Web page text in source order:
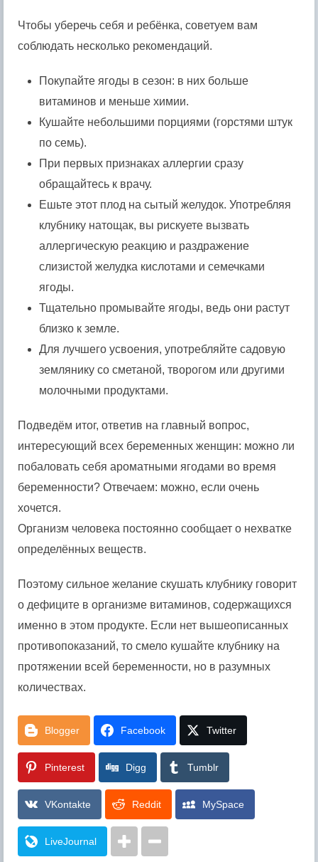
Чтобы уберечь себя и ребёнка, советуем вам
соблюдать несколько рекомендаций.
Покупайте ягоды в сезон: в них больше
витаминов и меньше химии.
Кушайте небольшими порциями (горстями штук
по семь).
При первых признаках аллергии сразу
обращайтесь к врачу.
Ешьте этот плод на сытый желудок. Употребляя
клубнику натощак, вы рискуете вызвать
аллергическую реакцию и раздражение
слизистой желудка кислотами и семечками
ягоды.
Тщательно промывайте ягоды, ведь они растут
близко к земле.
Для лучшего усвоения, употребляйте садовую
землянику со сметаной, творогом или другими
молочными продуктами.
Подведём итог, ответив на главный вопрос,
интересующий всех беременных женщин: можно ли
побаловать себя ароматными ягодами во время
беременности? Отвечаем: можно, если очень
хочется.
Организм человека постоянно сообщает о нехватке
определённых веществ.
Поэтому сильное желание скушать клубнику говорит
о дефиците в организме витаминов, содержащихся
именно в этом продукте. Если нет вышеописанных
противопоказаний, то смело кушайте клубнику на
протяжении всей беременности, но в разумных
количествах.
Blogger Facebook Twitter
Pinterest Digg Tumblr
VKontakte Reddit MySpace
LiveJournal